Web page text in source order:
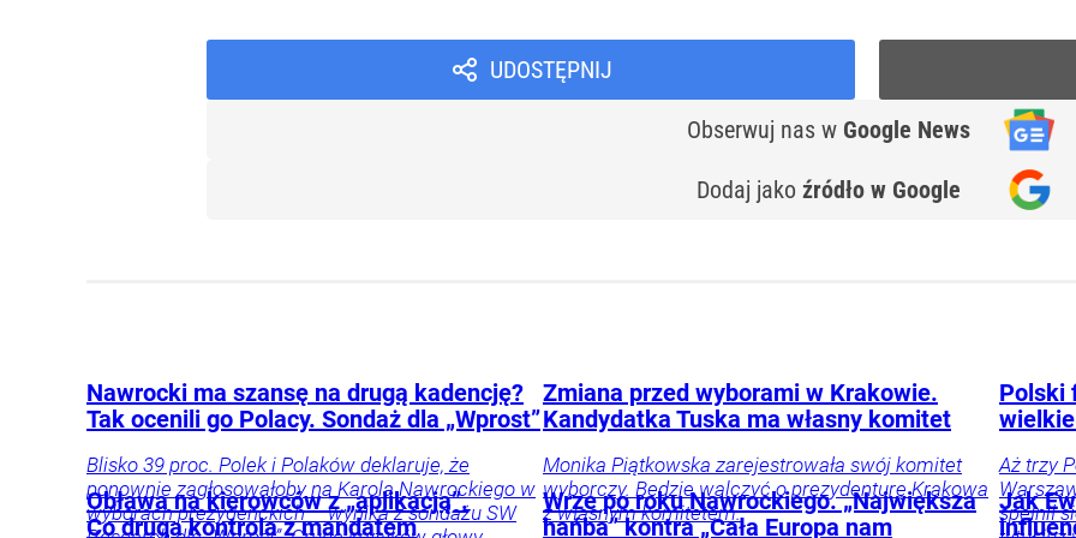
UDOSTĘPNIJ
Obserwuj nas w Google News
Dodaj jako źródło w Google
Nawrocki ma szansę na drugą kadencję?
Tak ocenili go Polacy. Sondaż dla „Wprost”
Blisko 39 proc. Polek i Polaków deklaruje, że
ponownie zagłosowałoby na Karola Nawrockiego w
wyborach prezydenckich – wynika z sondażu SW
Zmiana przed wyborami w Krakowie.
Kandydatka Tuska ma własny komitet
Monika Piątkowska zarejestrowała swój komitet
wyborczy. Będzie walczyć o prezydenturę Krakowa
z własnym komitetem.
Polski
Aż trzy
spełnił
Obława na kierowców z „aplikacją”.
Co druga kontrola z mandatem
Wrze po roku Nawrockiego. „Największa
hańba” kontra „Cała Europa nam
Jak